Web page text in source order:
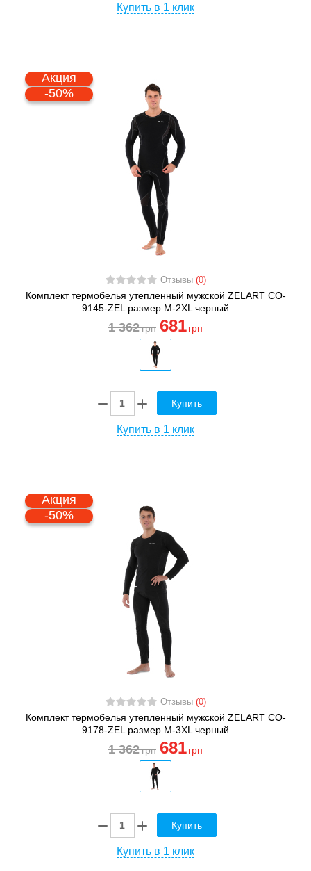
Купить в 1 клик
Акция
-50%
Отзывы (0)
Комплект термобелья утепленный мужской ZELART CO-
9145-ZEL размер M-2XL черный
1 362грн 681 грн
Купить
Купить в 1 клик
Акция
-50%
Отзывы (0)
Комплект термобелья утепленный мужской ZELART CO-
9178-ZEL размер M-3XL черный
1 362грн 681 грн
Купить
Купить в 1 клик